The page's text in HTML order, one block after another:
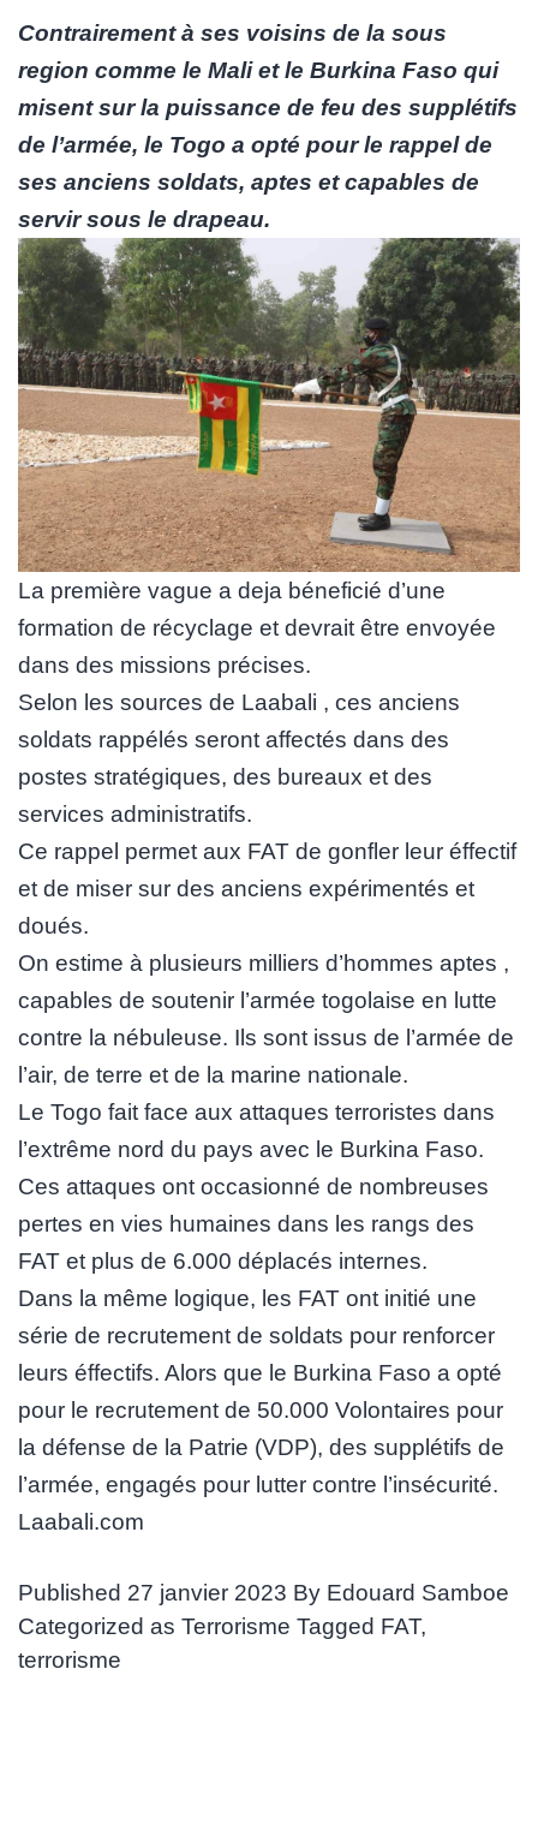
Contrairement à ses voisins de la sous
region comme le Mali et le Burkina Faso qui
misent sur la puissance de feu des supplétifs
de l’armée, le Togo a opté pour le rappel de
ses anciens soldats, aptes et capables de
servir sous le drapeau.
La première vague a deja béneficié d’une
formation de récyclage et devrait être envoyée
dans des missions précises.
Selon les sources de Laabali , ces anciens
soldats rappélés seront affectés dans des
postes stratégiques, des bureaux et des
services administratifs.
Ce rappel permet aux FAT de gonfler leur éffectif
et de miser sur des anciens expérimentés et
doués.
On estime à plusieurs milliers d’hommes aptes ,
capables de soutenir l’armée togolaise en lutte
contre la nébuleuse. Ils sont issus de l’armée de
l’air, de terre et de la marine nationale.
Le Togo fait face aux attaques terroristes dans
l’extrême nord du pays avec le Burkina Faso.
Ces attaques ont occasionné de nombreuses
pertes en vies humaines dans les rangs des
FAT et plus de 6.000 déplacés internes.
Dans la même logique, les FAT ont initié une
série de recrutement de soldats pour renforcer
leurs éffectifs. Alors que le Burkina Faso a opté
pour le recrutement de 50.000 Volontaires pour
la défense de la Patrie (VDP), des supplétifs de
l’armée, engagés pour lutter contre l’insécurité.
Laabali.com
Published 27 janvier 2023 By Edouard Samboe
Categorized as Terrorisme Tagged FAT,
terrorisme